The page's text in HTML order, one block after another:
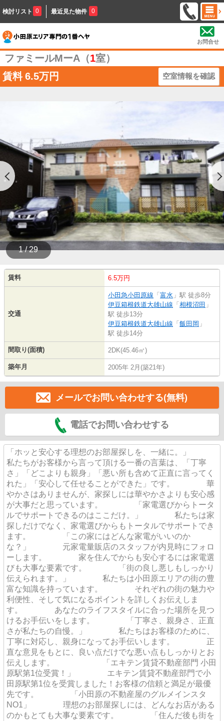
検討リスト 0 最近見た物件 0
お問合せ
ファミールMーA（1室）
賃料 6.5万円 空室情報を確認
1 / 29
賃料 6.5万円
交通
小田急小田原線 「 富水 」駅 徒歩8分
伊豆箱根鉄道大雄山線 「 相模沼田 」
駅 徒歩13分
伊豆箱根鉄道大雄山線 「 飯田岡 」
駅 徒歩14分
間取り(面積) 2DK(45.46㎡)
築年月 2005年 2月(築21年)
メールでお問い合わせする(無料)
電話でお問い合わせする
「ホッと安心する理想のお部屋探しを、一緒に。」
私たちがお客様から言って頂ける一番の言葉は、「丁寧
さ」「どこよりも親身」「悪い所も含めて正直に言ってく
れた」「安心して任せることができた」です。 華
やかさはありませんが、家探しには華やかさよりも安心感
が大事だと思っています。 「家電選びからトータ
ルでサポートできるのはここだけ。」 私たちは家
探しだけでなく、家電選びからもトータルでサポートでき
ます。 「この家にはどんな家電がいいのか
な？」 元家電量販店のスタッフが内見時にフォロ
ーします。 家を住んでからも安心するには家電選
びも大事な要素です。 「街の良し悪しもしっかり
伝えられます。」 私たちは小田原エリアの街の豊
富な知識を持っています。 それぞれの街の魅力や
利便性、そして気になるポイントを詳しくお伝えしま
す。 あなたのライフスタイルに合った場所を見つ
けるお手伝いをします。 「丁寧さ、親身さ、正直
さが私たちの自慢。」 私たちはお客様のために、
丁寧に対応し、親身になってお手伝いします。 正
直な意見をもとに、良い点だけでな悪い点もしっかりとお
伝えします。 「エキテン賃貸不動産部門 小田
原駅第1位受賞！」 エキテン賃貸不動産部門で小
田原駅第1位を受賞しました！お客様の信頼と満足が最優
先です。 「小田原の不動産屋のグルメインスタ
NO1」 理想のお部屋探しには、どんなお店がある
のかもとても大事な要素です。 「住んだ後も街を